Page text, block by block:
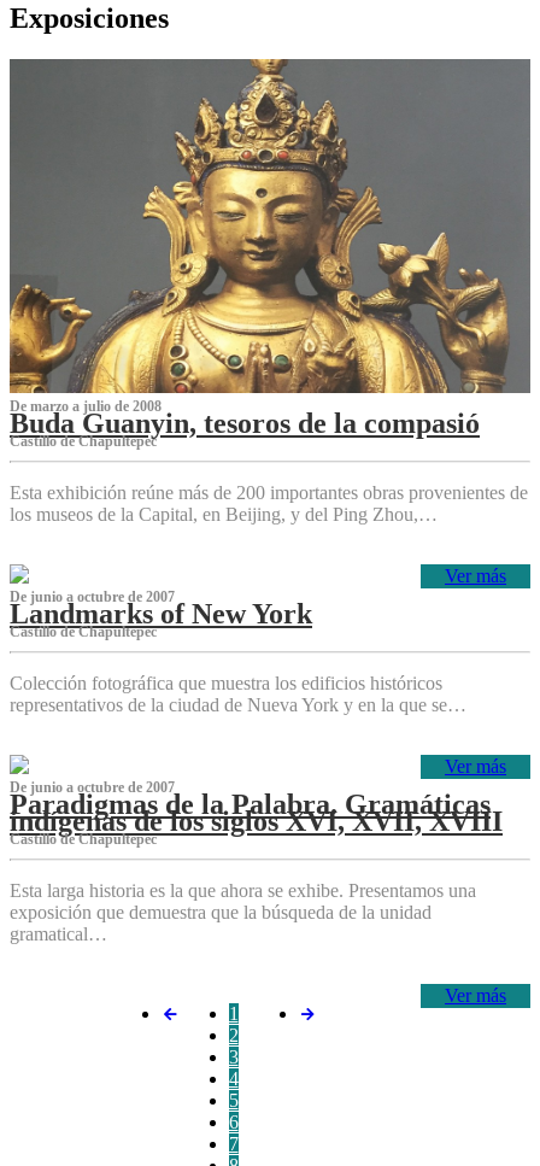
Exposiciones
De marzo a julio de 2008
Buda Guanyin, tesoros de la compasió
Castillo de Chapultepec
Esta exhibición reúne más de 200 importantes obras provenientes de
los museos de la Capital, en Beijing, y del Ping Zhou,…
Ver más
De junio a octubre de 2007
Landmarks of New York
Castillo de Chapultepec
Colección fotográfica que muestra los edificios históricos
representativos de la ciudad de Nueva York y en la que se…
Ver más
De junio a octubre de 2007
Paradigmas de la Palabra. Gramáticas
indígenas de los siglos XVI, XVII, XVIII
Castillo de Chapultepec
Esta larga historia es la que ahora se exhibe. Presentamos una
exposición que demuestra que la búsqueda de la unidad
gramatical…
Ver más
1
2
3
4
5
6
7